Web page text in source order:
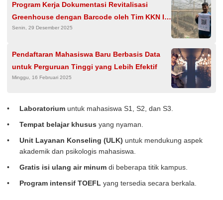
Program Kerja Dokumentasi Revitalisasi
Greenhouse dengan Barcode oleh Tim KKN II
Undip di Desa Bono
Senin, 29 Desember 2025
Pendaftaran Mahasiswa Baru Berbasis Data
untuk Perguruan Tinggi yang Lebih Efektif
Minggu, 16 Februari 2025
Laboratorium untuk mahasiswa S1, S2, dan S3.
Tempat belajar khusus yang nyaman.
Unit Layanan Konseling (ULK) untuk mendukung aspek
akademik dan psikologis mahasiswa.
Gratis isi ulang air minum di beberapa titik kampus.
Program intensif TOEFL yang tersedia secara berkala.